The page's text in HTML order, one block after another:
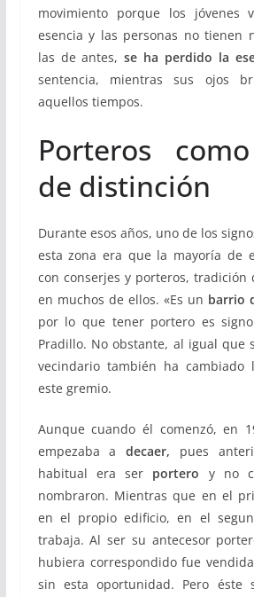
movimiento porque los jóvenes
esencia y las personas no tienen
las de antes,se ha perdido la
sentencia, mientras sus ojos
aquellos tiempos.
Porteros
de distinción
Durante esos años, uno de los
esta zona era que la mayoría de
con conserjes y porteros, tradición
en muchos de ellos. «Es un barrio
por lo que tener portero es
Pradillo. No obstante, al igual que
vecindario también ha cambiado
este gremio.
Aunque cuando él comenzó, en
empezaba adecaer, pues
habitual era ser portero y no
nombraron. Mientras que en el
en el propio edificio, en el
trabaja. Al ser su antecesor
hubiera correspondido fue
sin esta oportunidad. Pero éste